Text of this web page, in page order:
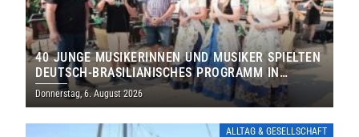
40 JUNGE MUSIKERINNEN UND MUSIKER SPIELTEN
DEUTSCH-BRASILIANISCHES PROGRAMM IN
THOLEY
Donnerstag, 6. August 2026
ALLTAG & GESELLSCHAFT